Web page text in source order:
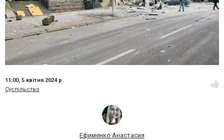
11:00, 5 квітня 2024 р.
Суспільство
Ефименко Анастасия